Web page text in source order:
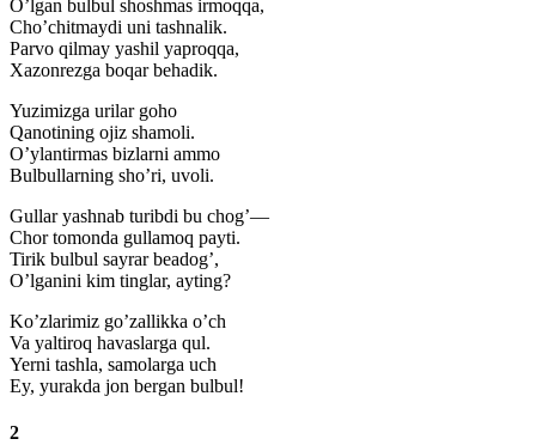
O’lgan bulbul shoshmas irmoqqa,
Cho’chitmaydi uni tashnalik.
Parvo qilmay yashil yaproqqa,
Xazonrezga boqar behadik.
Yuzimizga urilar goho
Qanotining ojiz shamoli.
O’ylantirmas bizlarni ammo
Bulbullarning sho’ri, uvoli.
Gullar yashnab turibdi bu chog’—
Chor tomonda gullamoq payti.
Tirik bulbul sayrar beadog’,
O’lganini kim tinglar, ayting?
Ko’zlarimiz go’zallikka o’ch
Va yaltiroq havaslarga qul.
Yerni tashla, samolarga uch
Ey, yurakda jon bergan bulbul!
2